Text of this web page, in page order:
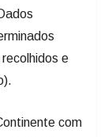
e
com